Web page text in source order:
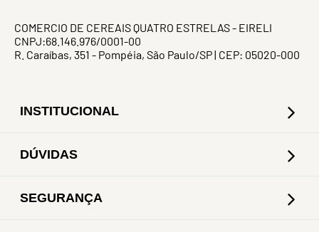
COMERCIO DE CEREAIS QUATRO ESTRELAS - EIRELI
CNPJ:68.146.976/0001-00
R. Caraíbas, 351 - Pompéia, São Paulo/SP | CEP: 05020-000
INSTITUCIONAL
DÚVIDAS
SEGURANÇA